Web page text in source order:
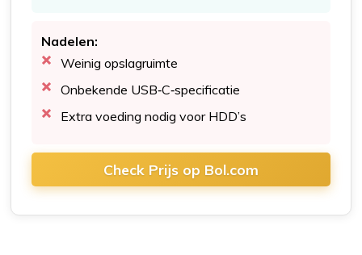
Nadelen:
Weinig opslagruimte
Onbekende USB‑C‑specificatie
Extra voeding nodig voor HDD’s
Check Prijs op Bol.com